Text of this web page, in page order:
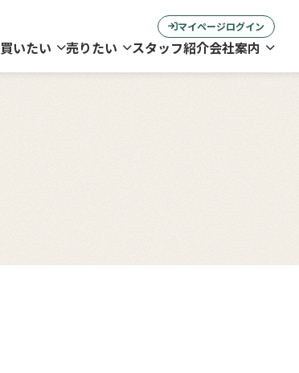
マイページログイン
買いたい 売りたい スタッフ紹介会社案内